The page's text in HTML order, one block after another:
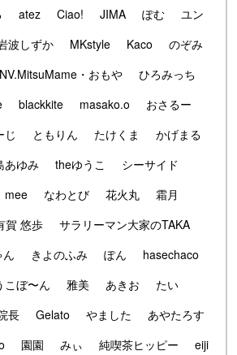
atez Ciao! JIMA ぽむ
ユン
波しずか MKstyle Kaco
のぞみ
・おもや
ひろみっち
blackkite masako.o
おさるー
じ ともりん たけくま
かげまる
あゆみ theゆうこ
シーサイド
mee なわとび 花火丸
霜月
賀 悠歩
サラリーマン大家のTAKA
きよのふみ ぽん
hasechaco
こぼ〜ん 雅美 あきお
たい
長
Gelato やました
あやたろす
園園 みぃ 純喫茶ヒッピー
eiji